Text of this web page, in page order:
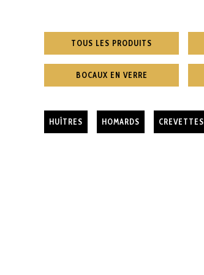
TOUS LES PRODUITS
BOCAUX EN VERRE
HUÎTRES HOMARDS CREVETTES